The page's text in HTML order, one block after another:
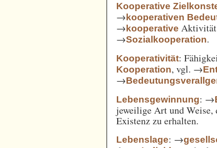
Kooperative
→kooperativen
→kooperative
→Sozialkooperation.
Kooperativität:
Kooperation, vgl. →
→
Lebensgewinnung: →
jeweilige Art und
Existenz zu erhalten.
Lebenslage: →